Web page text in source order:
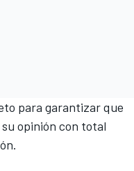
para garantizar que
opinión con total